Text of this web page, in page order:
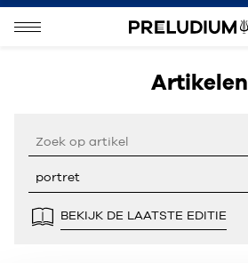
Artikelen
BEKIJK DE LAATSTE EDITIE